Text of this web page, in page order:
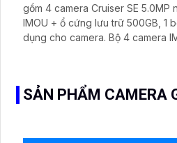
gồm 4 camera Cruiser SE 5.0MP
IMOU + ổ cứng lưu trữ 500GB, 1
dụng cho camera. Bộ 4 camera
SẢN PHẨM CAMERA